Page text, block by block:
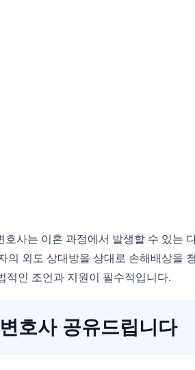
사는 이혼 과정에서 발생할 수 있는
의 외도 상대방을 상대로 손해배상을
적인 조언과 지원이 필수적입니다.
호사 공유드립니다